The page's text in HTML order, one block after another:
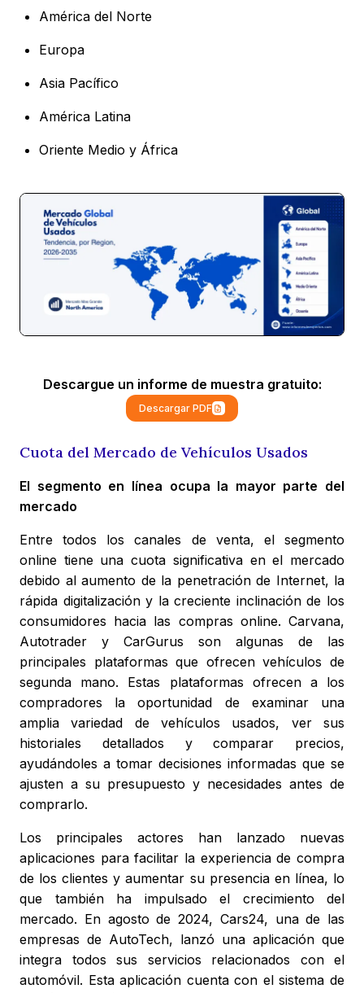
América del Norte
Europa
Asia Pacífico
América Latina
Oriente Medio y África
Descargue un informe de muestra gratuito:
Descargar PDF
Cuota del Mercado de Vehículos Usados
El segmento en línea ocupa la mayor parte del
mercado
Entre todos los canales de venta, el segmento
online tiene una cuota significativa en el mercado
debido al aumento de la penetración de Internet, la
rápida digitalización y la creciente inclinación de los
consumidores hacia las compras online. Carvana,
Autotrader y CarGurus son algunas de las
principales plataformas que ofrecen vehículos de
segunda mano. Estas plataformas ofrecen a los
compradores la oportunidad de examinar una
amplia variedad de vehículos usados, ver sus
historiales detallados y comparar precios,
ayudándoles a tomar decisiones informadas que se
ajusten a su presupuesto y necesidades antes de
comprarlo.
Los principales actores han lanzado nuevas
aplicaciones para facilitar la experiencia de compra
de los clientes y aumentar su presencia en línea, lo
que también ha impulsado el crecimiento del
mercado. En agosto de 2024, Cars24, una de las
empresas de AutoTech, lanzó una aplicación que
integra todos sus servicios relacionados con el
automóvil. Esta aplicación cuenta con el sistema de